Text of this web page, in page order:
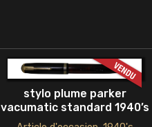
stylo plume parker
vacumatic standard 1940’s